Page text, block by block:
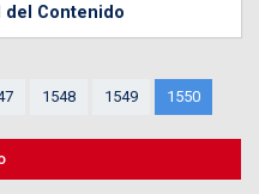
del Contenido
1548 1549 1550